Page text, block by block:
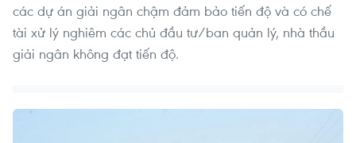
các dự án giải ngân chậm đảm bảo tiến độ và có chế
tài xử lý nghiêm các chủ đầu tư/ban quản lý, nhà thầu
giải ngân không đạt tiến độ.